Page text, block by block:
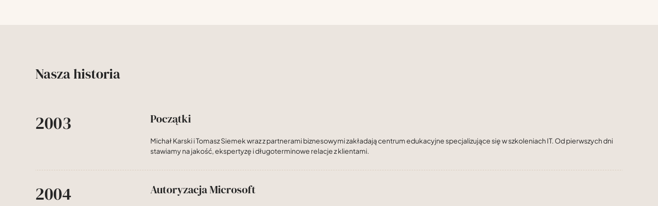
Nasza historia
2003 Początki
Michał Karski i Tomasz Siemek wraz z partnerami biznesowymi zakładają centrum edukacyjne specjalizujące się w szkoleniach IT. Od pierwszych dni
stawiamy na jakość, ekspertyzę i długoterminowe relacje z klientami.
2004 Autoryzacja Microsoft